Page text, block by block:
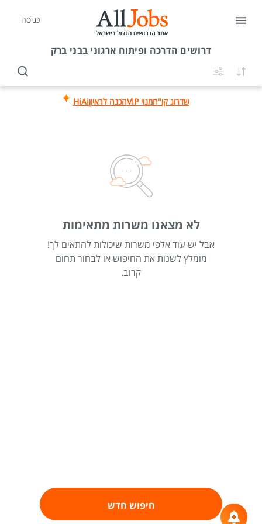
כניסה
דרושים הדרכה ופיתוח ארגוני בבני ברק
שדרוג קו"חמנוי VIP הכנה לראיוןHiAi
לא מצאנו משרות מתאימות
אבל יש עוד אלפי משרות שיכולות להתאים לך!
מומלץ לשנות את החיפוש או לבחור תחום
קרוב.
חיפוש חדש